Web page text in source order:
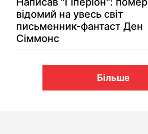
відомий на увесь світ
письменник-фантаст Ден
Сіммонс
Більше